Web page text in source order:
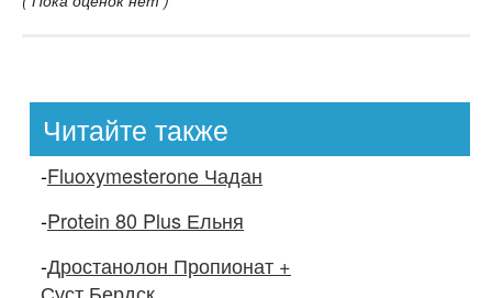
Читайте также
-Fluoxymesterone Чадан
-Protein 80 Plus Ельня
-Дростанолон Пропионат +